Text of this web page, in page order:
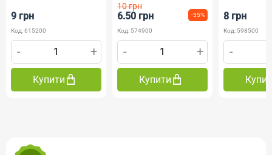
9 грн
Код: 615200
- +
Купити
10 грн
6.50 грн -35%
Код: 574900
- +
Купити
8 грн
Код: 598500
-